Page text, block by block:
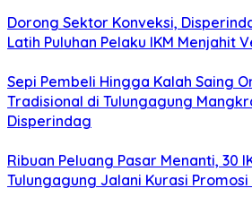
Dorong Sektor Konveksi,
Latih Puluhan Pelaku IKM Menjahit
Sepi Pembeli Hingga Kalah Saing
Tradisional di Tulungagung
Disperindag
Ribuan Peluang Pasar Menanti, 30
Tulungagung Jalani Kurasi